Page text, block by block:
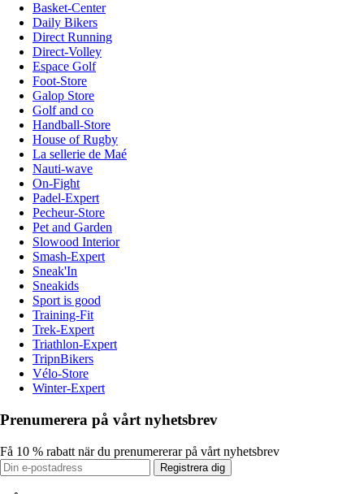
Basket-Center
Daily Bikers
Direct Running
Direct-Volley
Espace Golf
Foot-Store
Galop Store
Golf and co
Handball-Store
House of Rugby
La sellerie de Maé
Nauti-wave
On-Fight
Padel-Expert
Pecheur-Store
Pet and Garden
Slowood Interior
Smash-Expert
Sneak'In
Sneakids
Sport is good
Training-Fit
Trek-Expert
Triathlon-Expert
TripnBikers
Vélo-Store
Winter-Expert
Prenumerera på vårt nyhetsbrev
Få 10 % rabatt när du prenumererar på vårt nyhetsbrev
Registrera dig